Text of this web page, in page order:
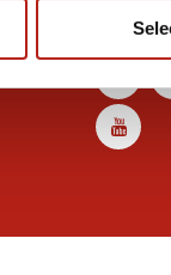
Volg